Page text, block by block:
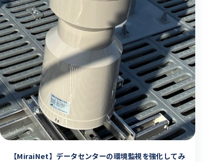
【MiraiNet】データセンターの環境監視を強化してみ